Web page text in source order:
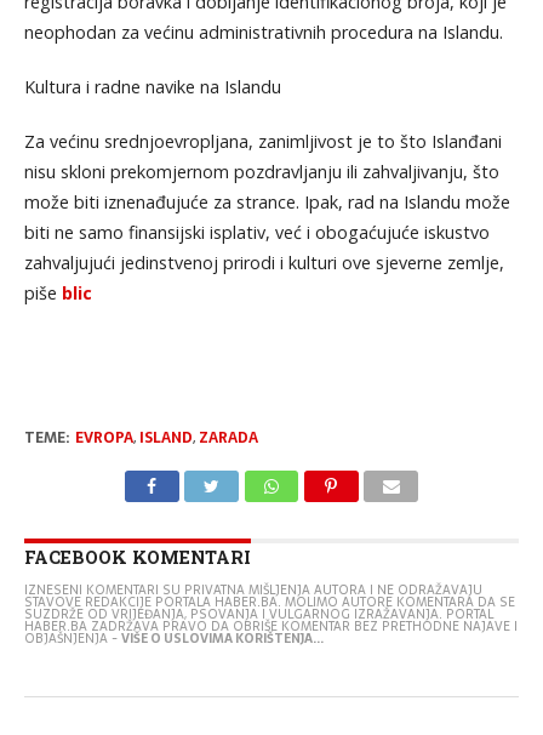
neophodan za većinu administrativnih procedura na Islandu.
Kultura i radne navike na Islandu
Za većinu srednjoevropljana, zanimljivost je to što Islanđani
nisu skloni prekomjernom pozdravljanju ili zahvaljivanju, što
može biti iznenađujuće za strance. Ipak, rad na Islandu može
biti ne samo finansijski isplativ, već i obogaćujuće iskustvo
zahvaljujući jedinstvenoj prirodi i kulturi ove sjeverne zemlje,
piše blic
TEME: EVROPA, ISLAND, ZARADA
FACEBOOK KOMENTARI
IZNESENI KOMENTARI SU PRIVATNA MIŠLJENJA AUTORA I NE ODRAŽAVAJU
STAVOVE REDAKCIJE PORTALA HABER.BA. MOLIMO AUTORE KOMENTARA DA SE
SUZDRŽE OD VRIJEĐANJA, PSOVANJA I VULGARNOG IZRAŽAVANJA. PORTAL
HABER.BA ZADRŽAVA PRAVO DA OBRIŠE KOMENTAR BEZ PRETHODNE NAJAVE I
OBJAŠNJENJA -VIŠE O USLOVIMA KORIŠTENJA...